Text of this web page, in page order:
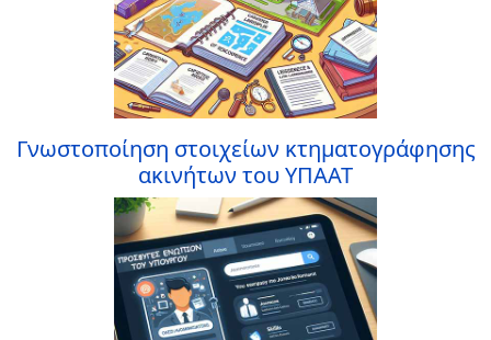
Γνωστοποίηση στοιχείων κτηματογράφησης
ακινήτων του ΥΠΑΑΤ